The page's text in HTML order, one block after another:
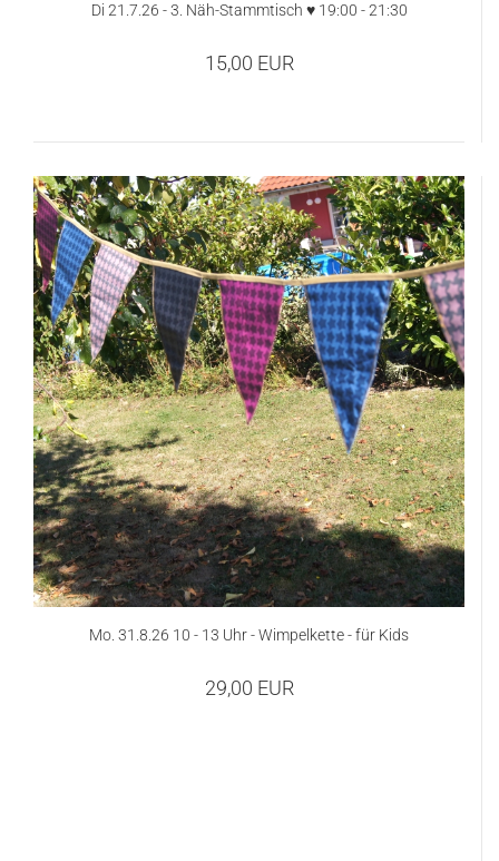
Di 21.7.26 - 3. Näh-Stammtisch ♥ 19:00 - 21:30
15,00 EUR
Mo. 31.8.26 10 - 13 Uhr - Wimpelkette - für Kids
29,00 EUR